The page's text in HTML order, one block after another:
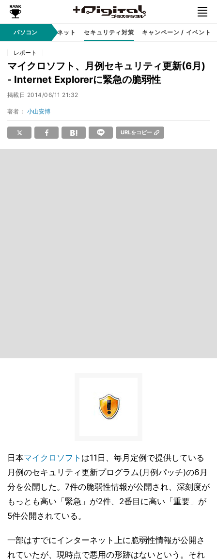
パソコン
ソフト インターネット セキュリティ対策 キャンペーン / イベント
レポート
マイクロソフト、月例セキュリティ更新(6月)
- Internet Explorerに緊急の脆弱性
掲載日 2014/06/11 21:32
著者： 小山安博
URLをコピー
日本マイクロソフト は11日、毎月定例で提供している
月例のセキュリティ更新プログラム(月例パッチ)の6月
分を公開した。7件の脆弱性情報が公開され、深刻度が
もっとも高い「緊急」が2件、2番目に高い「重要」が
5件公開されている。
一部はすでにインターネット上に脆弱性情報が公開さ
れていたが、現時点で悪用の形跡はないという。それ